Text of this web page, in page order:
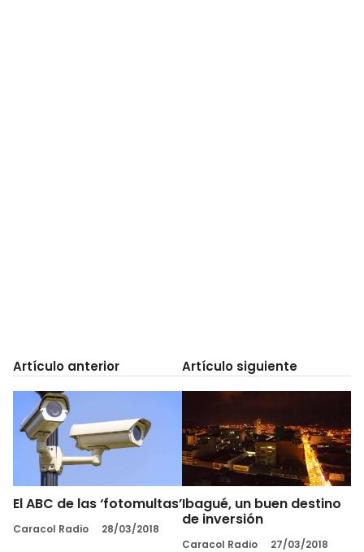
Artículo anterior
El ABC de las ‘fotomultas’
Caracol Radio 28/03/2018
Artículo siguiente
Ibagué, un buen destino
de inversión
Caracol Radio 27/03/2018